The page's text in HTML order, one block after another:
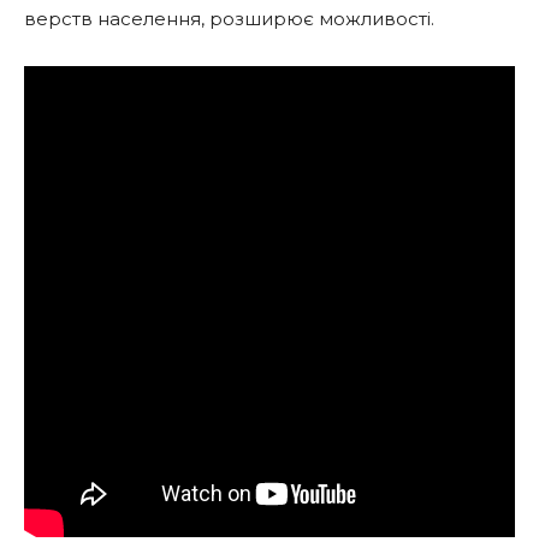
верств населення, розширює можливості.